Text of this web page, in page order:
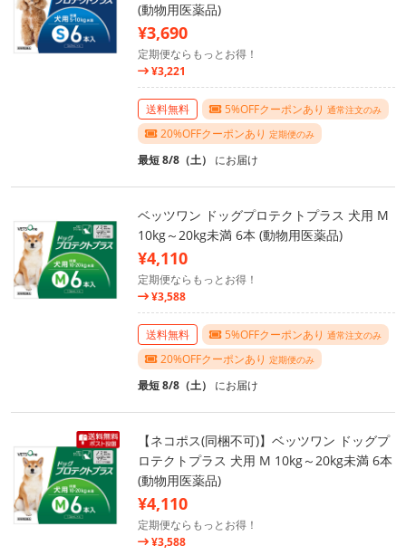
(動物用医薬品)
¥3,690
定期便ならもっとお得！
¥3,221
送料無料 5%OFFクーポンあり 通常注文のみ
20%OFFクーポンあり 定期便のみ
最短 8/8（土） にお届け
ベッツワン ドッグプロテクトプラス 犬用 M
10kg～20kg未満 6本 (動物用医薬品)
¥4,110
定期便ならもっとお得！
¥3,588
送料無料 5%OFFクーポンあり 通常注文のみ
20%OFFクーポンあり 定期便のみ
最短 8/8（土） にお届け
【ネコポス(同梱不可)】ベッツワン ドッグプ
ロテクトプラス 犬用 M 10kg～20kg未満 6本
(動物用医薬品)
¥4,110
定期便ならもっとお得！
¥3,588